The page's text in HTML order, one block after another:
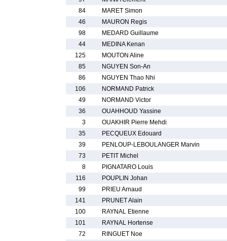
84
MARET Simon
46
MAURON Regis
98
MEDARD Guillaume
44
MEDINA Kenan
125
MOUTON Aline
85
NGUYEN Son-An
86
NGUYEN Thao Nhi
106
NORMAND Patrick
49
NORMAND Victor
36
OUAHHOUD Yassine
3
OUAKHIR Pierre Mehdi
35
PECQUEUX Edouard
39
PENLOUP-LEBOULANGER Marvin
73
PETIT Michel
8
PIGNATARO Louis
116
POUPLIN Johan
99
PRIEU Arnaud
141
PRUNET Alain
100
RAYNAL Etienne
101
RAYNAL Hortense
72
RINGUET Noe